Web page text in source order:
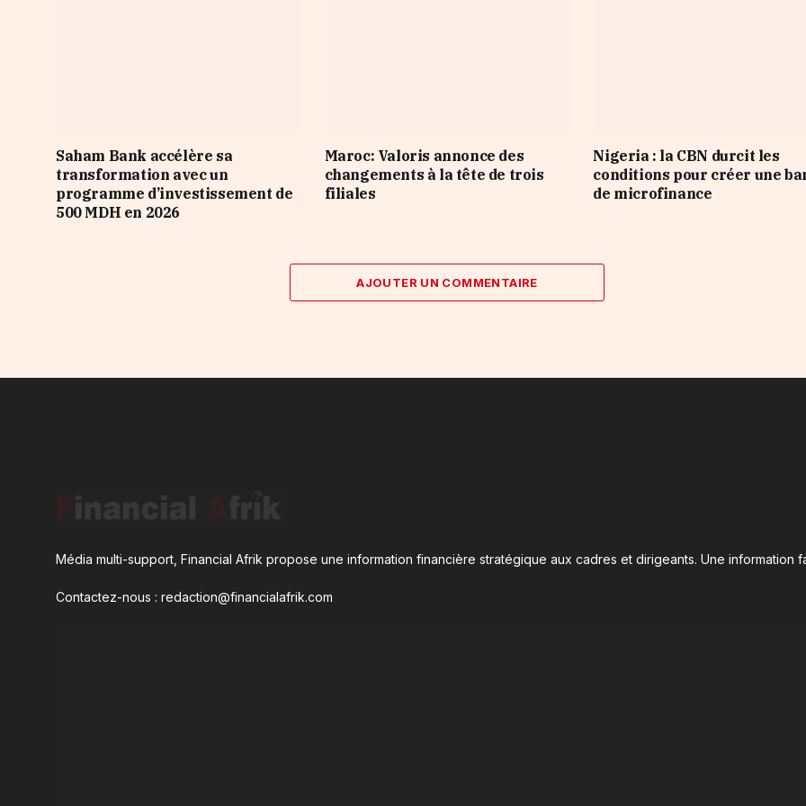
Saham Bank accélère sa
transformation avec un
programme d’investissement de
500 MDH en 2026
Maroc: Valoris annonce des
changements à la tête de trois
filiales
Nigeria : la CBN durcit les
conditions pour créer une
de microfinance
AJOUTER UN COMMENTAIRE
Média multi-support, Financial Afrik propose une information financière stratégique aux cadres et dirigeants. Une information
Contactez-nous : redaction@financialafrik.com